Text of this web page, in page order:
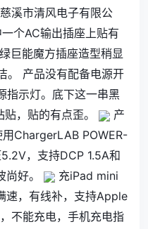
溪市清风电子有限公
个AC输出插座上贴有
绿巨能魔方插座造型稍显
。 产品没有配备电源开
指示灯。底下这一串黑
贴，贴的有点歪。
产
ChargerLAB POWER-
，支持DCP 1.5A和
尚好。
充iPad mini
速，有线补，支持Apple
不能充电，手机充电指